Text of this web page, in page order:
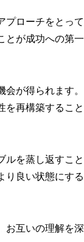
プローチをとって
とが成功への第一
が得られます。
を再構築すること
ルを蒸し返すこと
り良い状態にする
お互いの理解を深